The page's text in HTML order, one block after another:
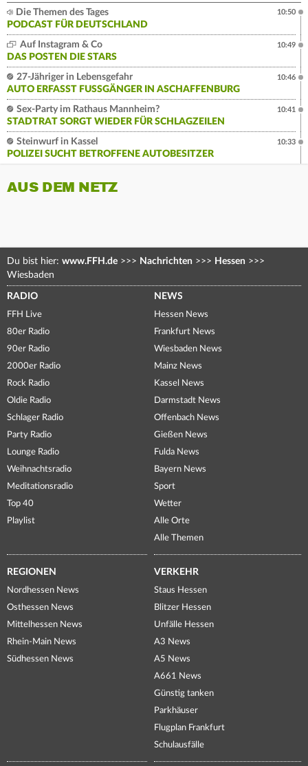
Die Themen des Tages
PODCAST FÜR DEUTSCHLAND
10:50
Auf Instagram & Co
DAS POSTEN DIE STARS
10:49
27-Jähriger in Lebensgefahr
AUTO ERFASST FUSSGÄNGER IN ASCHAFFENBURG
10:46
Sex-Party im Rathaus Mannheim?
STADTRAT SORGT WIEDER FÜR SCHLAGZEILEN
10:41
Steinwurf in Kassel
POLIZEI SUCHT BETROFFENE AUTOBESITZER
10:33
AUS DEM NETZ
Du bist hier: www.FFH.de >>> Nachrichten >>> Hessen >>>
Wiesbaden
RADIO
FFH Live
80er Radio
90er Radio
2000er Radio
Rock Radio
Oldie Radio
Schlager Radio
Party Radio
Lounge Radio
Weihnachtsradio
Meditationsradio
Top 40
Playlist
NEWS
Hessen News
Frankfurt News
Wiesbaden News
Mainz News
Kassel News
Darmstadt News
Offenbach News
Gießen News
Fulda News
Bayern News
Sport
Wetter
Alle Orte
Alle Themen
REGIONEN
Nordhessen News
Osthessen News
Mittelhessen News
Rhein-Main News
Südhessen News
VERKEHR
Staus Hessen
Blitzer Hessen
Unfälle Hessen
A3 News
A5 News
A661 News
Günstig tanken
Parkhäuser
Flugplan Frankfurt
Schulausfälle